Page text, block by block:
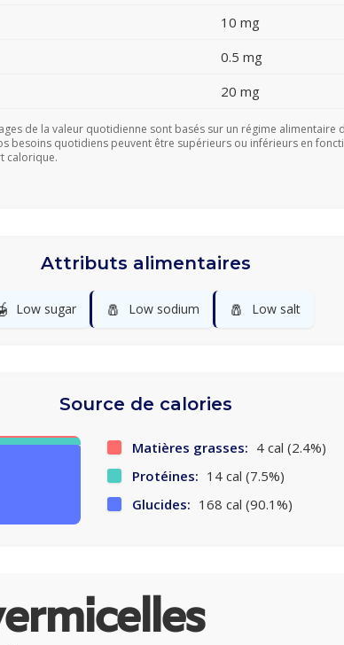
10 mg
0.5 mg
20 mg
de la valeur quotidienne sont basés sur un régime alimentaire
besoins quotidiens peuvent être supérieurs ou inférieurs en
calorique.
Attributs alimentaires
Low sugar 🧂 Low sodium 🧂 Low salt
Source de calories
Matières grasses: 4 cal (2.4%)
Protéines: 14 cal (7.5%)
Glucides: 168 cal (90.1%)